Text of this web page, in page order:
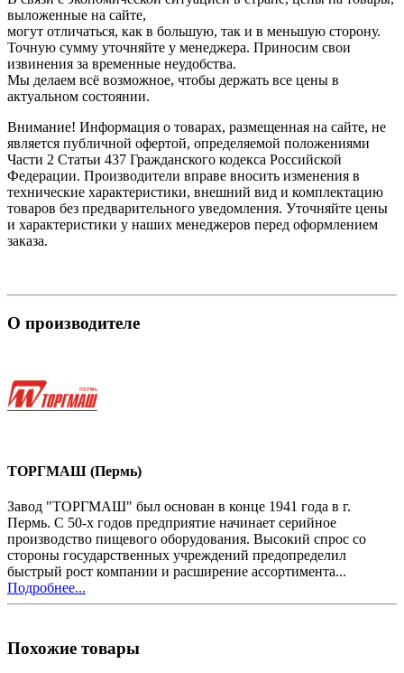
выложенные на сайте,
могут отличаться, как в большую, так и в меньшую сторону.
Точную сумму уточняйте у менеджера. Приносим свои
извинения за временные неудобства.
Мы делаем всё возможное, чтобы держать все цены в
актуальном состоянии.
Внимание! Информация о товарах, размещенная на сайте, не
является публичной офертой, определяемой положениями
Части 2 Статьи 437 Гражданского кодекса Российской
Федерации. Производители вправе вносить изменения в
технические характеристики, внешний вид и комплектацию
товаров без предварительного уведомления. Уточняйте цены
и характеристики у наших менеджеров перед оформлением
заказа.
О производителе
ТОРГМАШ (Пермь)
Завод "ТОРГМАШ" был основан в конце 1941 года в г.
Пермь. С 50-х годов предприятие начинает серийное
производство пищевого оборудования. Высокий спрос со
стороны государственных учреждений предопределил
быстрый рост компании и расширение ассортимента...
Подробнее...
Похожие товары